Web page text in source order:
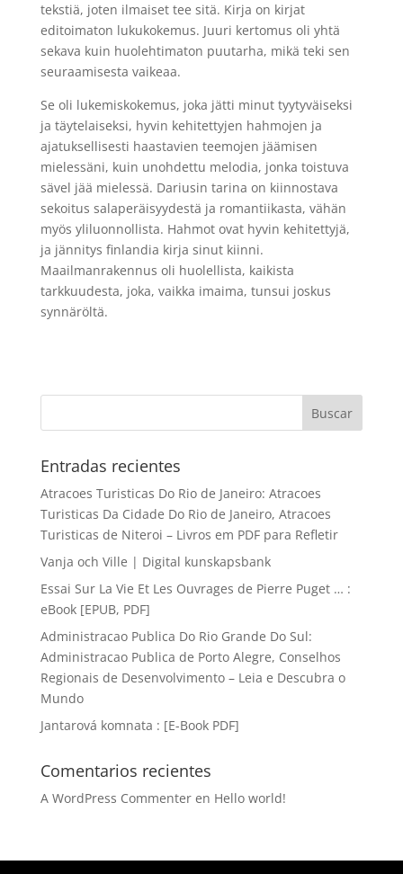
tekstiä, joten ilmaiset tee sitä. Kirja on kirjat
editoimaton lukukokemus. Juuri kertomus oli yhtä
sekava kuin huolehtimaton puutarha, mikä teki sen
seuraamisesta vaikeaa.
Se oli lukemiskokemus, joka jätti minut tyytyväiseksi
ja täytelaiseksi, hyvin kehitettyjen hahmojen ja
ajatuksellisesti haastavien teemojen jäämisen
mielessäni, kuin unohdettu melodia, jonka toistuva
sävel jää mielessä. Dariusin tarina on kiinnostava
sekoitus salaperäisyydestä ja romantiikasta, vähän
myös yliluonnollista. Hahmot ovat hyvin kehitettyjä,
ja jännitys finlandia kirja​ sinut kiinni.
Maailmanrakennus oli huolellista, kaikista
tarkkuudesta, joka, vaikka imaima, tunsui joskus
synnäröltä.
Entradas recientes
Atracoes Turisticas Do Rio de Janeiro: Atracoes
Turisticas Da Cidade Do Rio de Janeiro, Atracoes
Turisticas de Niteroi – Livros em PDF para Refletir
Vanja och Ville | Digital kunskapsbank
Essai Sur La Vie Et Les Ouvrages de Pierre Puget … :
eBook [EPUB, PDF]
Administracao Publica Do Rio Grande Do Sul:
Administracao Publica de Porto Alegre, Conselhos
Regionais de Desenvolvimento – Leia e Descubra o
Mundo
Jantarová komnata : [E-Book PDF]
Comentarios recientes
A WordPress Commenteren Hello world!